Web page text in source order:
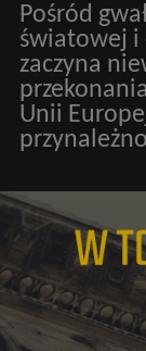
Pośród
światowej i
zaczyna
Unii